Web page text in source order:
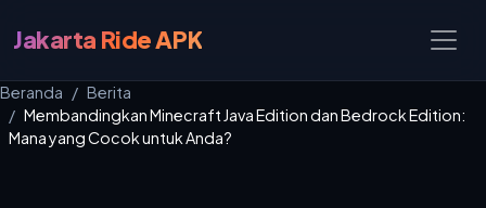
Jakarta Ride APK
Beranda
Berita
Membandingkan Minecraft Java Edition dan Bedrock Edition:
Mana yang Cocok untuk Anda?